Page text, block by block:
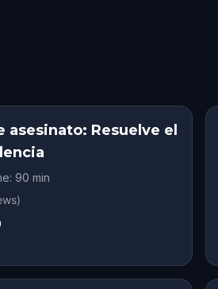
asesinato: Resuelve el
90 min